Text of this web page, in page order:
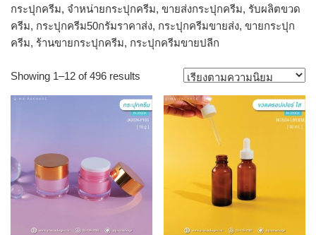
กระปุกครีม, จำหน่ายกระปุกครีม, ขายส่งกระปุกครีม, รับผลิตขวด
ครีม, กระปุกครีม50กรัมราคาส่ง, กระปุกครีมขายส่ง, ขายกระปุก
ครีม, ร้านขายกระปุกครีม, กระปุกครีมขายปลีก
Showing 1–12 of 496 results
popularity